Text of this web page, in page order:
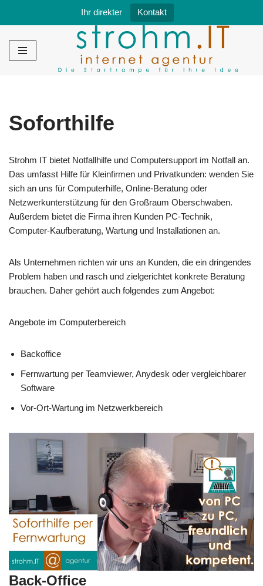
Ihr direkter Kontakt
Zum
Soforthilfe
Strohm IT bietet Notfallhilfe und Computersupport im Notfall an.
Das umfasst Hilfe für Kleinfirmen und Privatkunden: wenden Sie
sich an uns für Computerhilfe, Online-Beratung oder
Netzwerkunterstützung für den Großraum Oberschwaben.
Außerdem bietet die Firma ihren Kunden PC-Technik,
Computer-Kaufberatung, Wartung und Installationen an.
Als Unternehmen richten wir uns an Kunden, die ein dringendes
Problem haben und rasch und zielgerichtet konkrete Beratung
brauchen. Daher gehört auch folgendes zum Angebot:
Angebote im Computerbereich
Backoffice
Fernwartung per Teamviewer, Anydesk oder vergleichbarer
Software
Vor-Ort-Wartung im Netzwerkbereich
Back-Office